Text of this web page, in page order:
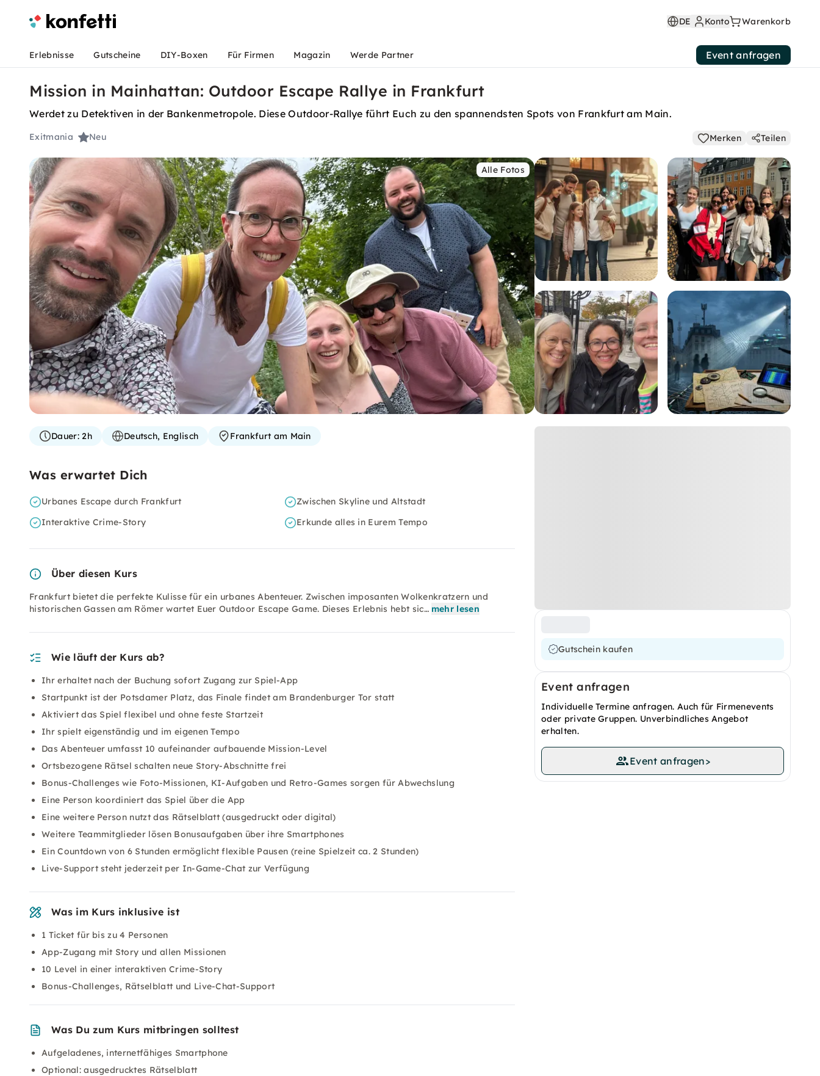
DE Konto Warenkorb
Erlebnisse Gutscheine DIY-Boxen Für Firmen Magazin Werde Partner Event anfragen
Mission in Mainhattan: Outdoor Escape Rallye in Frankfurt
Werdet zu Detektiven in der Bankenmetropole. Diese Outdoor-Rallye führt Euch zu den spannendsten Spots von Frankfurt am Main.
Exitmania Neu Merken Teilen
Alle Fotos
Gutschein kaufen
Event anfragen
Individuelle Termine anfragen. Auch für Firmenevents
oder private Gruppen. Unverbindliches Angebot
erhalten.
Event anfragen>
Dauer:2h Deutsch, Englisch Frankfurt am Main
Was erwartet Dich
Urbanes Escape durch Frankfurt
Zwischen Skyline und Altstadt
Interaktive Crime-Story
Erkunde alles in Eurem Tempo
Über diesen Kurs
Frankfurt bietet die perfekte Kulisse für ein urbanes Abenteuer. Zwischen imposanten Wolkenkratzern und
historischen Gassen am Römer wartet Euer Outdoor Escape Game. Dieses Erlebnis hebt sic… mehr lesen
Wie läuft der Kurs ab?
Ihr erhaltet nach der Buchung sofort Zugang zur Spiel-App
Startpunkt ist der Potsdamer Platz, das Finale findet am Brandenburger Tor statt
Aktiviert das Spiel flexibel und ohne feste Startzeit
Ihr spielt eigenständig und im eigenen Tempo
Das Abenteuer umfasst 10 aufeinander aufbauende Mission-Level
Ortsbezogene Rätsel schalten neue Story-Abschnitte frei
Bonus-Challenges wie Foto-Missionen, KI-Aufgaben und Retro-Games sorgen für Abwechslung
Eine Person koordiniert das Spiel über die App
Eine weitere Person nutzt das Rätselblatt (ausgedruckt oder digital)
Weitere Teammitglieder lösen Bonusaufgaben über ihre Smartphones
Ein Countdown von 6 Stunden ermöglicht flexible Pausen (reine Spielzeit ca. 2 Stunden)
Live-Support steht jederzeit per In-Game-Chat zur Verfügung
Was im Kurs inklusive ist
1 Ticket für bis zu 4 Personen
App-Zugang mit Story und allen Missionen
10 Level in einer interaktiven Crime-Story
Bonus-Challenges, Rätselblatt und Live-Chat-Support
Was Du zum Kurs mitbringen solltest
Aufgeladenes, internetfähiges Smartphone
Optional: ausgedrucktes Rätselblatt